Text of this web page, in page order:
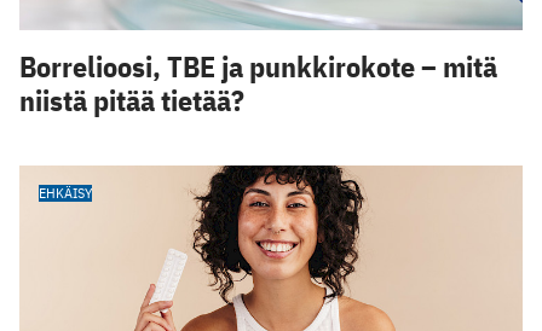
Borrelioosi, TBE ja punkkirokote – mitä
niistä pitää tietää?
EHKÄISY